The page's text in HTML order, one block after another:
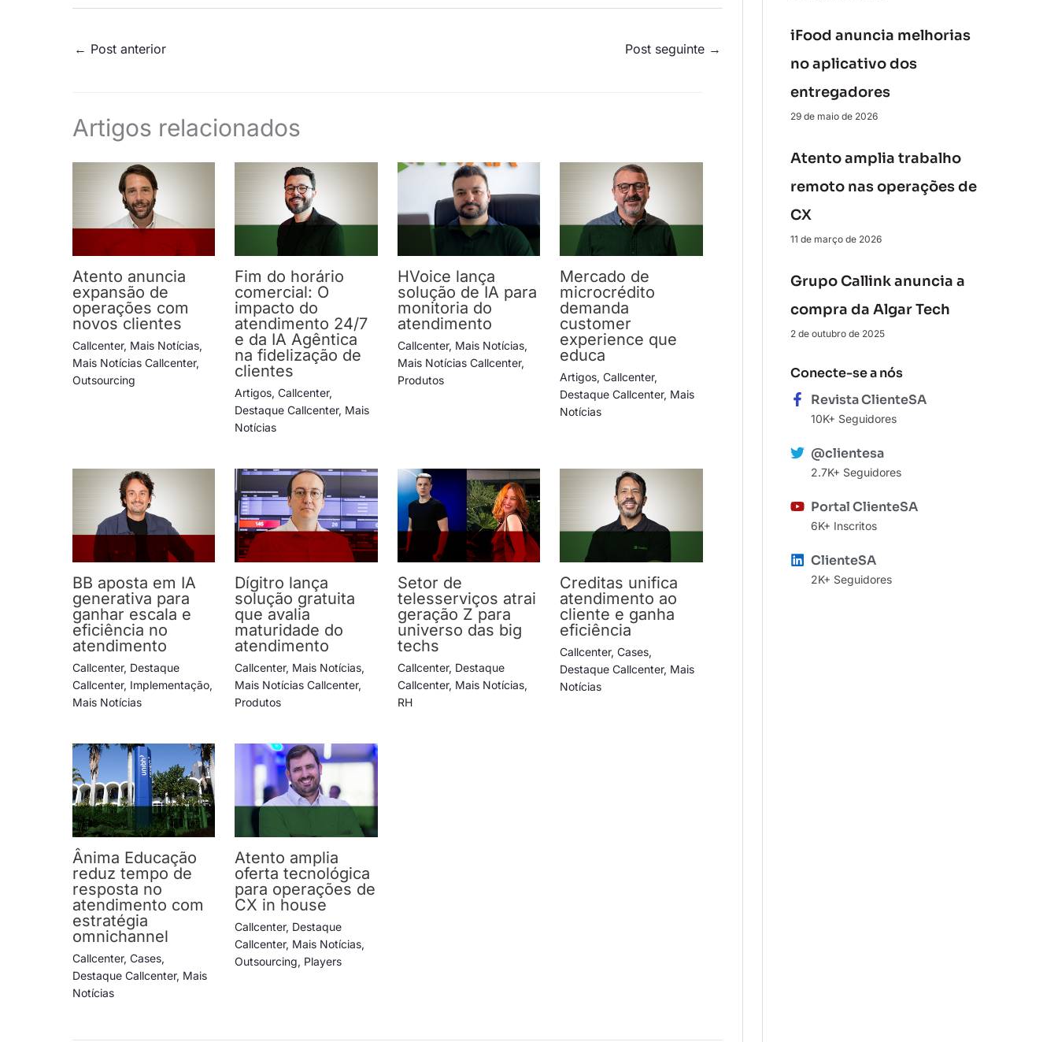
← Post anterior Post seguinte →
Artigos relacionados
Atento anuncia
expansão de
operações com
novos clientes
Callcenter, Mais Notícias,
Mais Notícias Callcenter,
Outsourcing
Fim do horário
comercial: O
impacto do
atendimento 24/7
e da IA Agêntica
na fidelização de
clientes
Artigos,Callcenter,
Destaque Callcenter, Mais
Notícias
HVoice lança
solução de IA para
monitoria do
atendimento
Callcenter, Mais Notícias,
Mais Notícias Callcenter,
Produtos
Mercado de
microcrédito
demanda
customer
experience que
educa
Artigos,Callcenter,
Destaque Callcenter, Mais
Notícias
BB aposta em IA
generativa para
ganhar escala e
eficiência no
atendimento
Callcenter, Destaque
Callcenter, Implementação,
Mais Notícias
Dígitro lança
solução gratuita
que avalia
maturidade do
atendimento
Callcenter, Mais Notícias,
Mais Notícias Callcenter,
Produtos
Setor de
telesserviços atrai
geração Z para
universo das big
techs
Callcenter, Destaque
Callcenter, Mais Notícias,
RH
Creditas unifica
atendimento ao
cliente e ganha
eficiência
Callcenter,Cases,
Destaque Callcenter, Mais
Notícias
Ânima Educação
reduz tempo de
resposta no
atendimento com
estratégia
omnichannel
Callcenter, Cases,
Destaque Callcenter, Mais
Notícias
Atento amplia
oferta tecnológica
para operações de
CX in house
Callcenter, Destaque
Callcenter, Mais Notícias,
Outsourcing, Players
iFood anuncia melhorias
no aplicativo dos
entregadores
29 de maio de 2026
Atento amplia trabalho
remoto nas operações de
CX
11 de março de 2026
Grupo Callink anuncia a
compra da Algar Tech
2 de outubro de 2025
Conecte-se a nós
Revista ClienteSA
10K+ Seguidores
@clientesa
2.7K+ Seguidores
Portal ClienteSA
6K+ Inscritos
ClienteSA
2K+ Seguidores